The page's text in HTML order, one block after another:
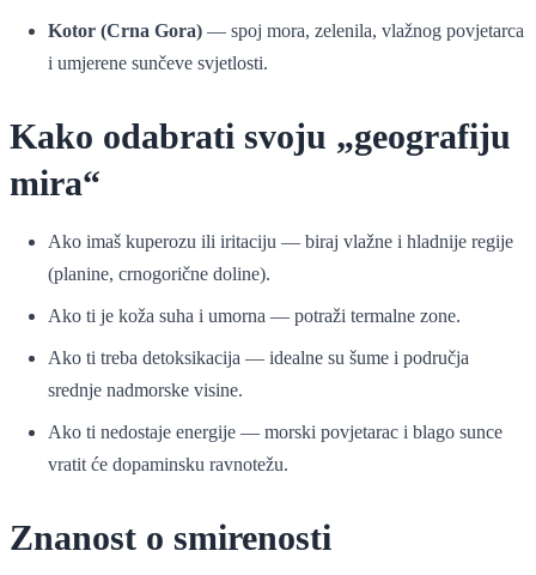
Kotor (Crna Gora) — spoj mora, zelenila, vlažnog povjetarca
i umjerene sunčeve svjetlosti.
Kako odabrati svoju „geografiju
mira“
Ako imaš kuperozu ili iritaciju — biraj vlažne i hladnije regije
(planine, crnogorične doline).
Ako ti je koža suha i umorna — potraži termalne zone.
Ako ti treba detoksikacija — idealne su šume i područja
srednje nadmorske visine.
Ako ti nedostaje energije — morski povjetarac i blago sunce
vratit će dopaminsku ravnotežu.
Znanost o smirenosti